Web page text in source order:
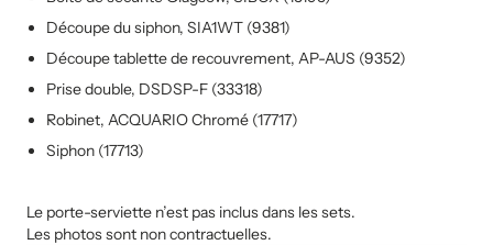
Découpe du siphon, SIA1WT (9381)
Découpe tablette de recouvrement, AP-AUS (9352)
Prise double, DSDSP-F (33318)
Robinet, ACQUARIO Chromé (17717)
Siphon (17713)
Le porte-serviette n’est pas inclus dans les sets.
Les photos sont non contractuelles.